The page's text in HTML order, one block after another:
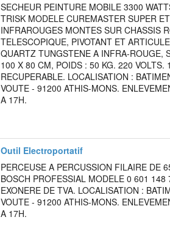
SECHEUR PEINTURE MOBILE 3300
TRISK MODELE CUREMASTER SUPER
INFRAROUGES MONTES SUR CHASSIS
TELESCOPIQUE, PIVOTANT ET
QUARTZ TUNGSTENE A INFRA-ROUGE,
100 X 80 CM, POIDS : 50 KG. 220 VOLTS.
RECUPERABLE. LOCALISATION :
VOUTE - 91200 ATHIS-MONS.
A 17H.
Outil Electroportatif
PERCEUSE A PERCUSSION FILAIRE DE
BOSCH PROFESSIAL MODELE 0 601 148
EXONERE DE TVA. LOCALISATION :
VOUTE - 91200 ATHIS-MONS.
A 17H.